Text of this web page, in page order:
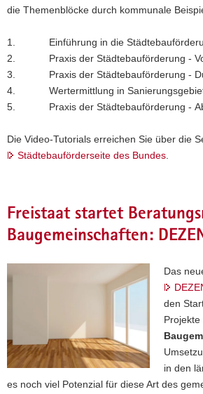
die Themenblöcke durch kommunale
1. Einführung in die
2. Praxis der Städtebauförderung -
3. Praxis der Städtebauförderung -
4. Wertermittlung in
5. Praxis der Städtebauförderung -
Die Video-Tutorials erreichen Sie über die
Städtebauförderseite des Bundes
Freistaat startet
Baugemeinschaften:
Das
den
Projekte
in den
es noch viel Potenzial für diese Art des